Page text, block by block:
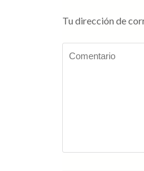
Tu dirección de